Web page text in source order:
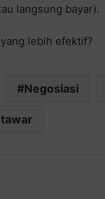
langsung bayar).
lebih efektif?
Negosiasi